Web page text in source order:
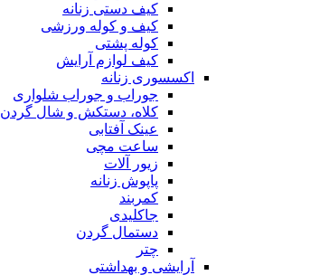
کیف دستی زنانه
کیف و کوله ورزشی
کوله پشتی
کیف لوازم آرایش
اکسسوری زنانه
جوراب و جوراب شلواری
کلاه، دستکش و شال گردن
عینک آفتابی
ساعت مچی
زیور آلات
پاپوش زنانه
کمربند
جاکلیدی
دستمال گردن
چتر
آرایشی و بهداشتی